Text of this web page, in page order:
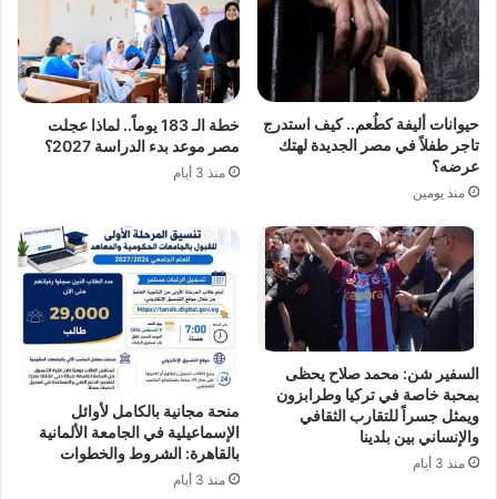
حيوانات أليفة كطُعم.. كيف استدرج
تاجر طفلاً في مصر الجديدة لهتك
عرضه؟
منذ يومين
خطة الـ 183 يوماً.. لماذا عجلت
مصر موعد بدء الدراسة 2027؟
منذ 3 أيام
السفير شن: محمد صلاح يحظى
بمحبة خاصة في تركيا وطرابزون
ويمثل جسراً للتقارب الثقافي
والإنساني بين بلدينا
منذ 3 أيام
منحة مجانية بالكامل لأوائل
الإسماعيلية في الجامعة الألمانية
بالقاهرة: الشروط والخطوات
منذ 3 أيام